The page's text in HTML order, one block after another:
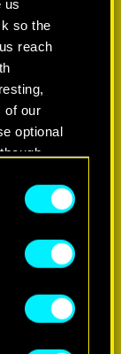
us
so the
reach
of our
optional
of